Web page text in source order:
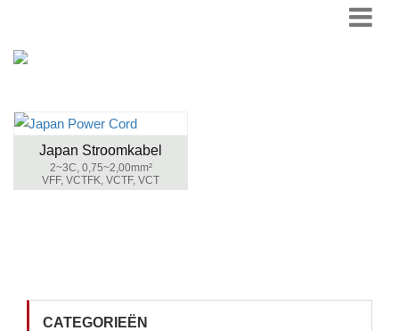
Japan Stroomkabel
2~3C, 0,75~2,00mm²
VFF, VCTFK, VCTF, VCT
CATEGORIEËN